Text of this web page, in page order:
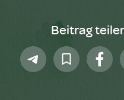
Beitrag
Telegram
In
Sammlung